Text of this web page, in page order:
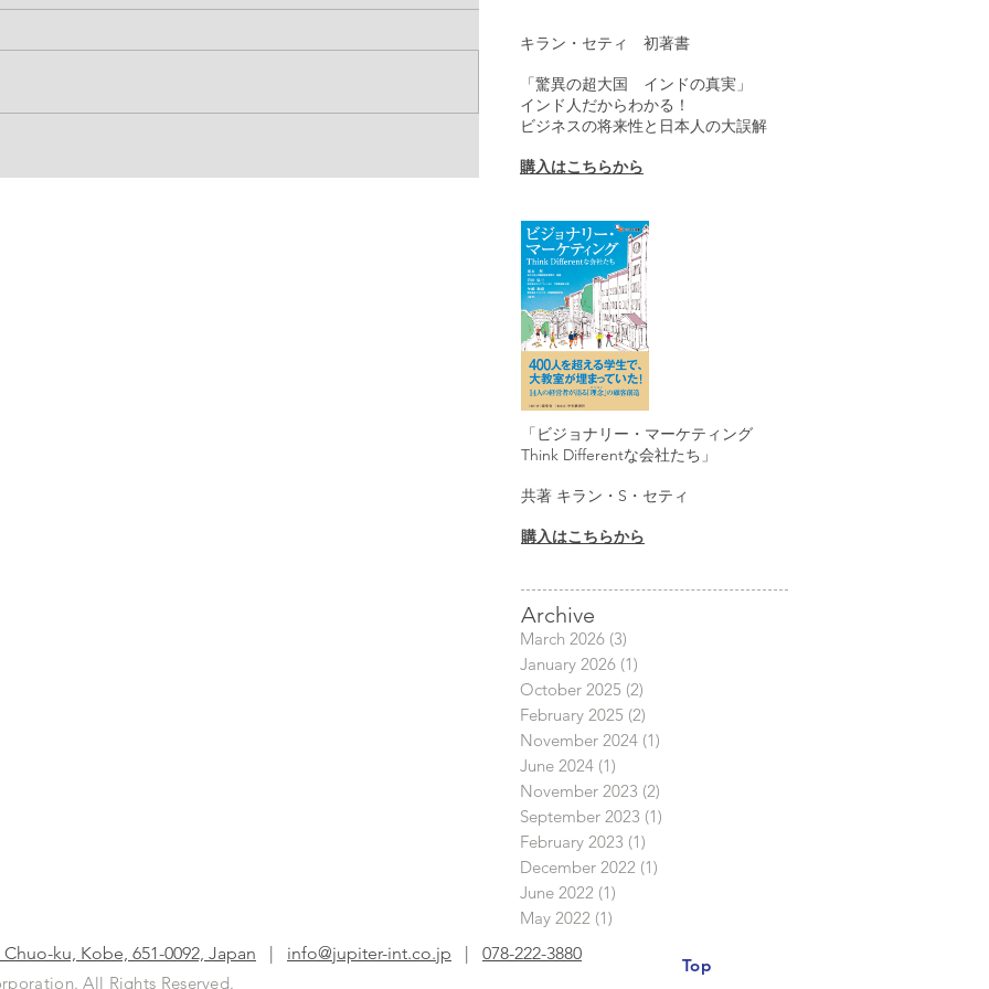
キラン・セティ 初著書
「驚異の超大国 インドの真実」
インド人だからわかる！
ビジネスの将来性と日本人の大誤解
購入はこちらから
「ビジョナリー・マーケティング
Think Differentな会社たち」
共著 キラン・S・セティ
購入はこちらから
March 2026 (3)
January 2026 (1)
October 2025 (2)
February 2025 (2)
November 2024 (1)
June 2024 (1)
November 2023 (2)
September 2023 (1)
February 2023 (1)
December 2022 (1)
June 2022 (1)
May 2022 (1)
Archive
ku, Kobe, 651-0092, Japan | info@jupiter-int.co.jp | 078-222-3880
All Rights Reserved.
Top